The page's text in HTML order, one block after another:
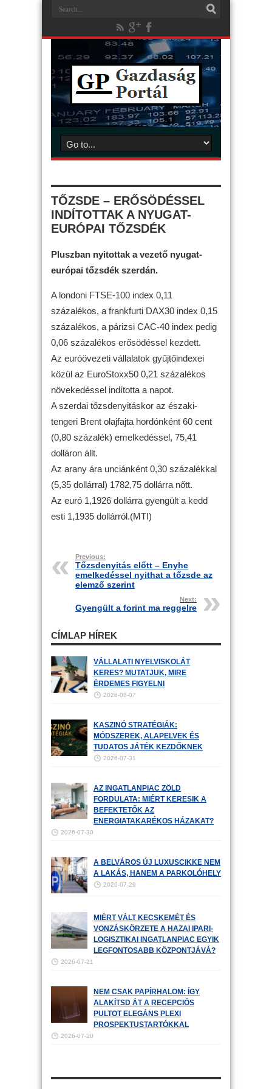
TŐZSDE – ERŐSÖDÉSSEL
INDÍTOTTAK A NYUGAT-
EURÓPAI TŐZSDÉK
Pluszban nyitottak a vezető nyugat-
európai tőzsdék szerdán.
A londoni FTSE-100 index 0,11
százalékos, a frankfurti DAX30 index 0,15
százalékos, a párizsi CAC-40 index pedig
0,06 százalékos erősödéssel kezdett.
Az euróövezeti vállalatok gyűjtőindexei
közül az EuroStoxx50 0,21 százalékos
növekedéssel indította a napot.
A szerdai tőzsdenyitáskor az északi-
tengeri Brent olajfajta hordónként 60 cent
(0,80 százalék) emelkedéssel, 75,41
dolláron állt.
Az arany ára unciánként 0,30 százalékkal
(5,35 dollárral) 1782,75 dollárra nőtt.
Az euró 1,1926 dollárra gyengült a kedd
esti 1,1935 dollárról.(MTI)
Previous:
Tőzsdenyitás előtt – Enyhe
emelkedéssel nyithat a tőzsde az
elemző szerint
Next:
Gyengült a forint ma reggelre
CÍMLAP HÍREK
VÁLLALATI NYELVISKOLÁT
KERES? MUTATJUK, MIRE
ÉRDEMES FIGYELNI
2026-08-07
KASZINÓ STRATÉGIÁK:
MÓDSZEREK, ALAPELVEK ÉS
TUDATOS JÁTÉK KEZDŐKNEK
2026-07-31
AZ INGATLANPIAC ZÖLD
FORDULATA: MIÉRT KERESIK A
BEFEKTETŐK AZ
ENERGIATAKARÉKOS HÁZAKAT?
2026-07-30
A BELVÁROS ÚJ LUXUSCIKKE NEM
A LAKÁS, HANEM A PARKOLÓHELY
2026-07-29
MIÉRT VÁLT KECSKEMÉT ÉS
VONZÁSKÖRZETE A HAZAI IPARI-
LOGISZTIKAI INGATLANPIAC EGYIK
LEGFONTOSABB KÖZPONTJÁVÁ?
2026-07-21
NEM CSAK PAPÍRHALOM: ÍGY
ALAKÍTSD ÁT A RECEPCIÓS
PULTOT ELEGÁNS PLEXI
PROSPEKTUSTARTÓKKAL
2026-07-20